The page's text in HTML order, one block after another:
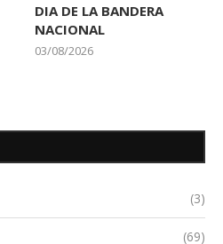
DIA DE LA BANDERA
NACIONAL
03/08/2026
(3)
(69)